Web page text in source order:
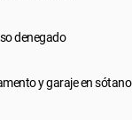
denegado
y garaje en sótano